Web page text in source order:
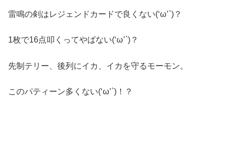
雷鳴の剣はレジェンドカードで良くない(‘ω’`)？
1枚で16点叩くってやばない(‘ω’`)？
先制テリー、後列にイカ、イカを守るモーモン。
このパティーン多くない(‘ω’`)！？